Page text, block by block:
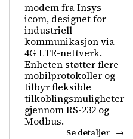
modem fra Insys
icom, designet for
industriell
kommunikasjon via
4G LTE-nettverk.
Enheten støtter flere
mobilprotokoller og
tilbyr fleksible
tilkoblingsmuligheter
gjennom RS-232 og
Modbus.
Se detaljer